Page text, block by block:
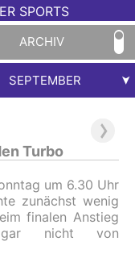
SPORTS
ARCHIV
SEPTEMBER
Turbo
um 6.30 Uhr
zunächst wenig
finalen Anstieg
gar nicht von